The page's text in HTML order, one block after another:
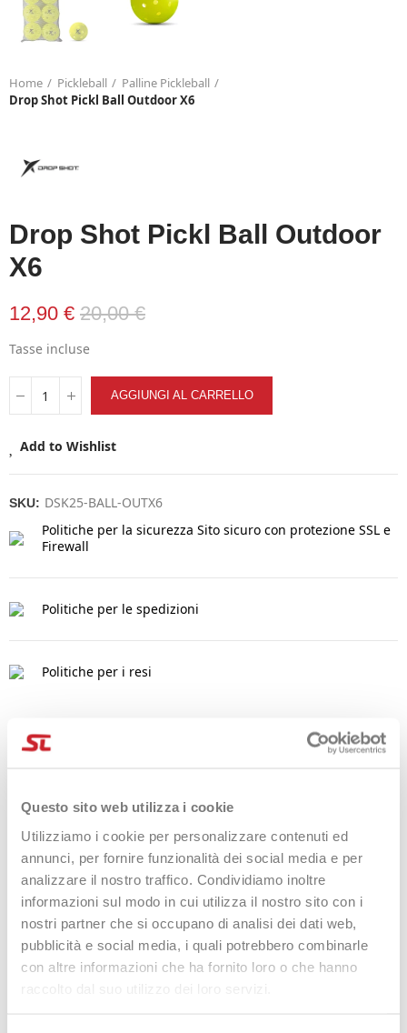
Questo sito web utilizza i cookie
Utilizziamo i cookie per personalizzare contenuti ed
annunci, per fornire funzionalità dei social media e per
analizzare il nostro traffico. Condividiamo inoltre
informazioni sul modo in cui utilizza il nostro sito con i
nostri partner che si occupano di analisi dei dati web,
pubblicità e social media, i quali potrebbero combinarle
con altre informazioni che ha fornito loro o che hanno
Home Pickleball
Palline Pickleball
Drop Shot Pickl Ball Outdoor X6
Drop Shot Pickl Ball Outdoor
X6
12,90 € 20,00 €
Tasse incluse
AGGIUNGI AL CARRELLO
Add to Wishlist
SKU: DSK25-BALL-OUTX6
Politiche per la sicurezza Sito sicuro con protezione SSL e
Firewall
Politiche per le spedizioni
Politiche per i resi
DESCRIZIONE
40 FORI,
PESO 26 GR,
DIAMETRO 74 MM,
DUREZZA 50+/-1D
DETTAGLI DEL PRODOTTO